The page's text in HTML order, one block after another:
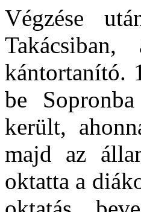
Végzése
kántortanító.
be
került,
majd az
oktatta a